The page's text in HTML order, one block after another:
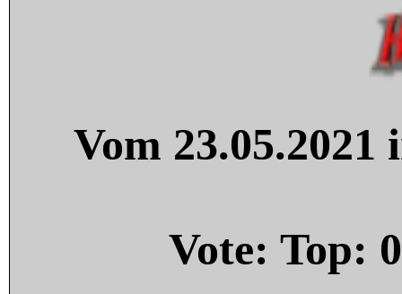
Vom
Vote: Top: 0